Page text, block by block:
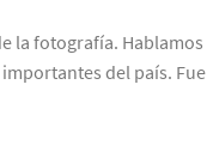
la fotografía. Hablamos
del país. Fue